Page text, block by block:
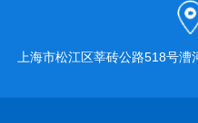
上海市松江区莘砖公路518号